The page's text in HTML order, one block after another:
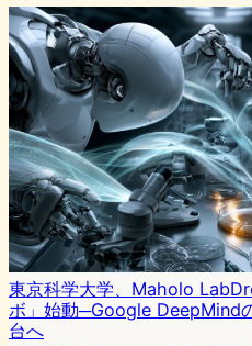
東京科学大学、Maholo
ボ」始動─Google DeepMind
台へ